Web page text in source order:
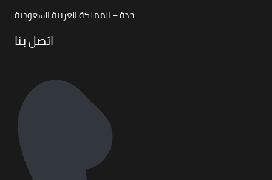
جدة – المملكة العربية السعودية
اتصل بنا